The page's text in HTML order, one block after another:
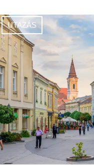
UTAZÁS